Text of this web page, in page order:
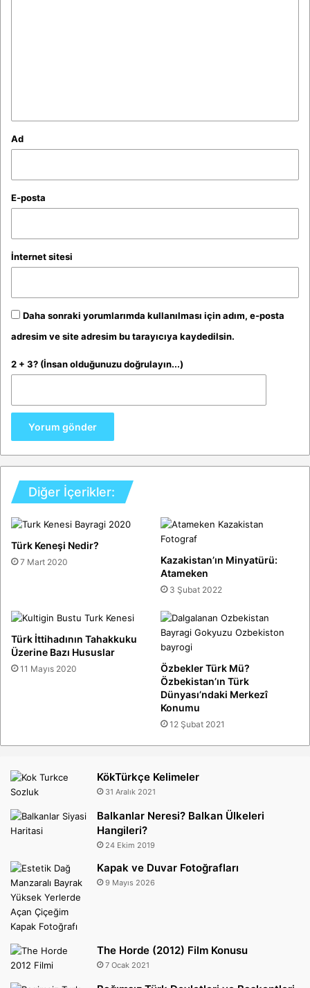
Ad
E-posta
İnternet sitesi
Daha sonraki yorumlarımda kullanılması için adım, e-posta
adresim ve site adresim bu tarayıcıya kaydedilsin.
2 + 3? (İnsan olduğunuzu doğrulayın...)
Diğer İçerikler:
Türk Keneşi Nedir?
7 Mart 2020
Kazakistan’ın Minyatürü:
Atameken
3 Şubat 2022
Türk İttihadının Tahakkuku
Üzerine Bazı Hususlar
11 Mayıs 2020
Özbekler Türk Mü?
Özbekistan’ın Türk
Dünyası’ndaki Merkezî
Konumu
12 Şubat 2021
KökTürkçe Kelimeler
31 Aralık 2021
Balkanlar Neresi? Balkan Ülkeleri
Hangileri?
24 Ekim 2019
Kapak ve Duvar Fotoğrafları
9 Mayıs 2026
The Horde (2012) Film Konusu
7 Ocak 2021